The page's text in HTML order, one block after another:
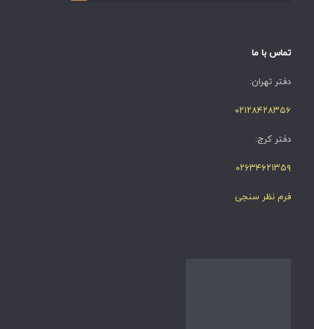
تماس با ما
دفتر تهران:
۰۲۱۲۸۴۲۸۳۵۶
دفتر کرج:
۰۲۶۳۴۶۲۱۳۵۹
فرم نظر سنجی